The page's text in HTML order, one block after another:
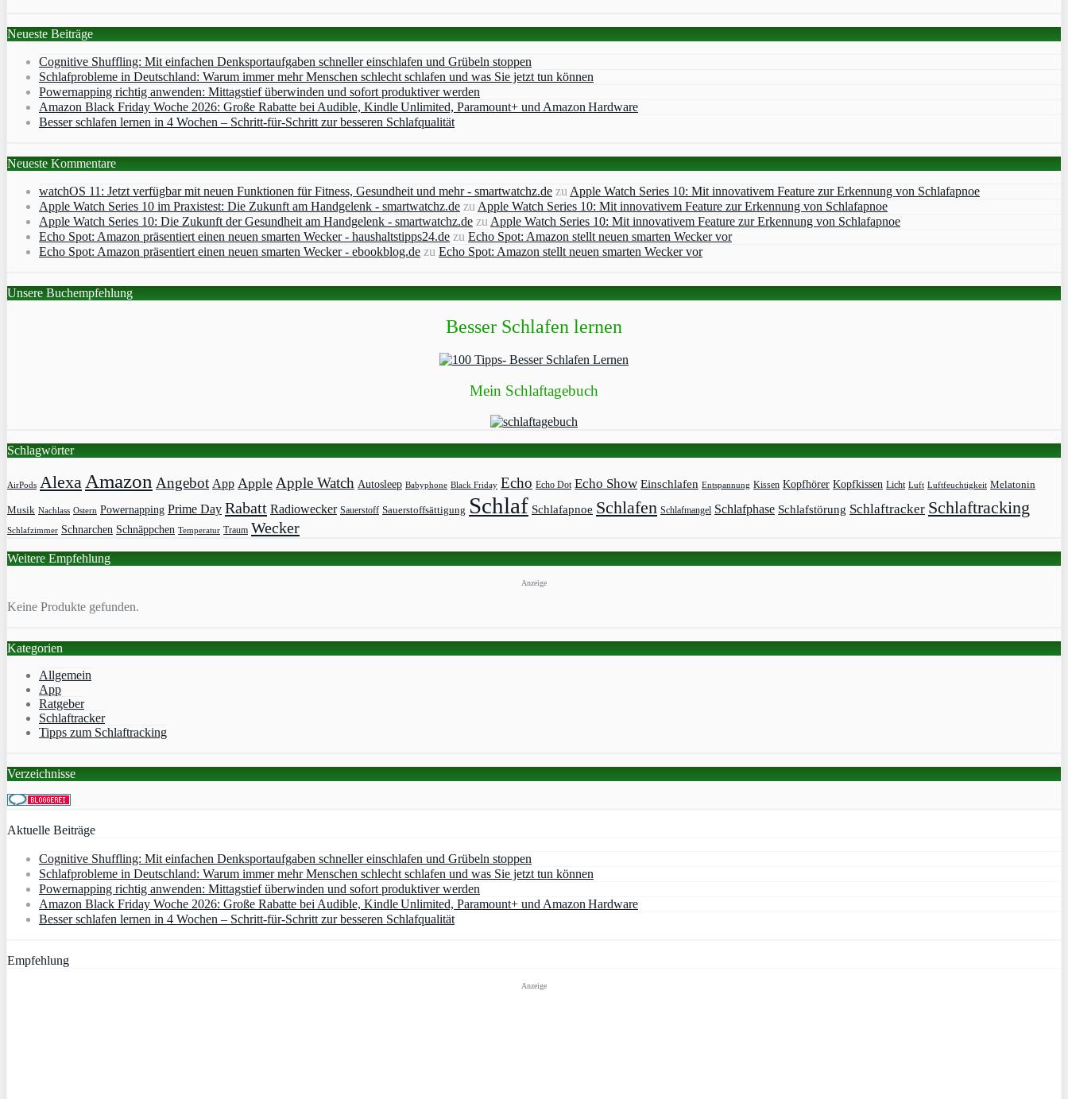
Neueste Beiträge
Cognitive Shuffling: Mit einfachen Denksportaufgaben schneller einschlafen und Grübeln stoppen
Schlafprobleme in Deutschland: Warum immer mehr Menschen schlecht schlafen und was Sie jetzt tun können
Powernapping richtig anwenden: Mittagstief überwinden und sofort produktiver werden
Amazon Black Friday Woche 2026: Große Rabatte bei Audible, Kindle Unlimited, Paramount+ und Amazon Hardware
Besser schlafen lernen in 4 Wochen – Schritt‑für‑Schritt zur besseren Schlafqualität
Neueste Kommentare
watchOS 11: Jetzt verfügbar mit neuen Funktionen für Fitness, Gesundheit und mehr - smartwatchz.de zu Apple Watch Series 10: Mit innovativem Feature zur Erkennung von Schlafapnoe
Apple Watch Series 10 im Praxistest: Die Zukunft am Handgelenk - smartwatchz.de zu Apple Watch Series 10: Mit innovativem Feature zur Erkennung von Schlafapnoe
Apple Watch Series 10: Die Zukunft der Gesundheit am Handgelenk - smartwatchz.de zu Apple Watch Series 10: Mit innovativem Feature zur Erkennung von Schlafapnoe
Echo Spot: Amazon präsentiert einen neuen smarten Wecker - haushaltstipps24.de zu Echo Spot: Amazon stellt neuen smarten Wecker vor
Echo Spot: Amazon präsentiert einen neuen smarten Wecker - ebookblog.de zu Echo Spot: Amazon stellt neuen smarten Wecker vor
Unsere Buchempfehlung
Besser Schlafen lernen
Mein Schlaftagebuch
Schlagwörter
AirPods Alexa Amazon Angebot App Apple Apple Watch Autosleep Babyphone Black Friday Echo Echo Dot Echo Show Einschlafen Entspannung Kissen Kopfhörer Kopfkissen Licht Luft Luftfeuchtigkeit Melatonin
Musik Nachlass Ostern Powernapping Prime Day Rabatt Radiowecker Sauerstoff Sauerstoffsättigung Schlaf Schlafapnoe Schlafen Schlafmangel Schlafphase Schlafstörung Schlaftracker Schlaftracking
Schlafzimmer Schnarchen Schnäppchen Temperatur Traum Wecker
Weitere Empfehlung
Anzeige
Keine Produkte gefunden.
Kategorien
Allgemein
App
Ratgeber
Schlaftracker
Tipps zum Schlaftracking
Verzeichnisse
Aktuelle Beiträge
Cognitive Shuffling: Mit einfachen Denksportaufgaben schneller einschlafen und Grübeln stoppen
Schlafprobleme in Deutschland: Warum immer mehr Menschen schlecht schlafen und was Sie jetzt tun können
Powernapping richtig anwenden: Mittagstief überwinden und sofort produktiver werden
Amazon Black Friday Woche 2026: Große Rabatte bei Audible, Kindle Unlimited, Paramount+ und Amazon Hardware
Besser schlafen lernen in 4 Wochen – Schritt‑für‑Schritt zur besseren Schlafqualität
Empfehlung
Anzeige